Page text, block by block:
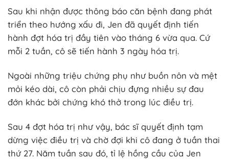
Sau khi nhận được thông báo căn bệnh đang phát
triển theo hướng xấu đi, Jen đã quyết định tiến
hành đợt hóa trị đầy tiên vào tháng 6 vừa qua. Cứ
mỗi 2 tuần, cô sẽ tiến hành 3 ngày hóa trị.
Ngoài những triệu chứng phụ như buồn nôn và mệt
mỏi kéo dài, cô còn phải chịu đựng nhiều sự đau
đớn khác bởi chứng khó thở trong lúc điều trị.
Sau 4 đợt hóa trị như vậy, bác sĩ quyết định tạm
dừng việc điều trị và chờ đợi khi cô đang ở tuần thai
thứ 27. Năm tuần sau đó, tỉ lệ hồng cầu của Jen